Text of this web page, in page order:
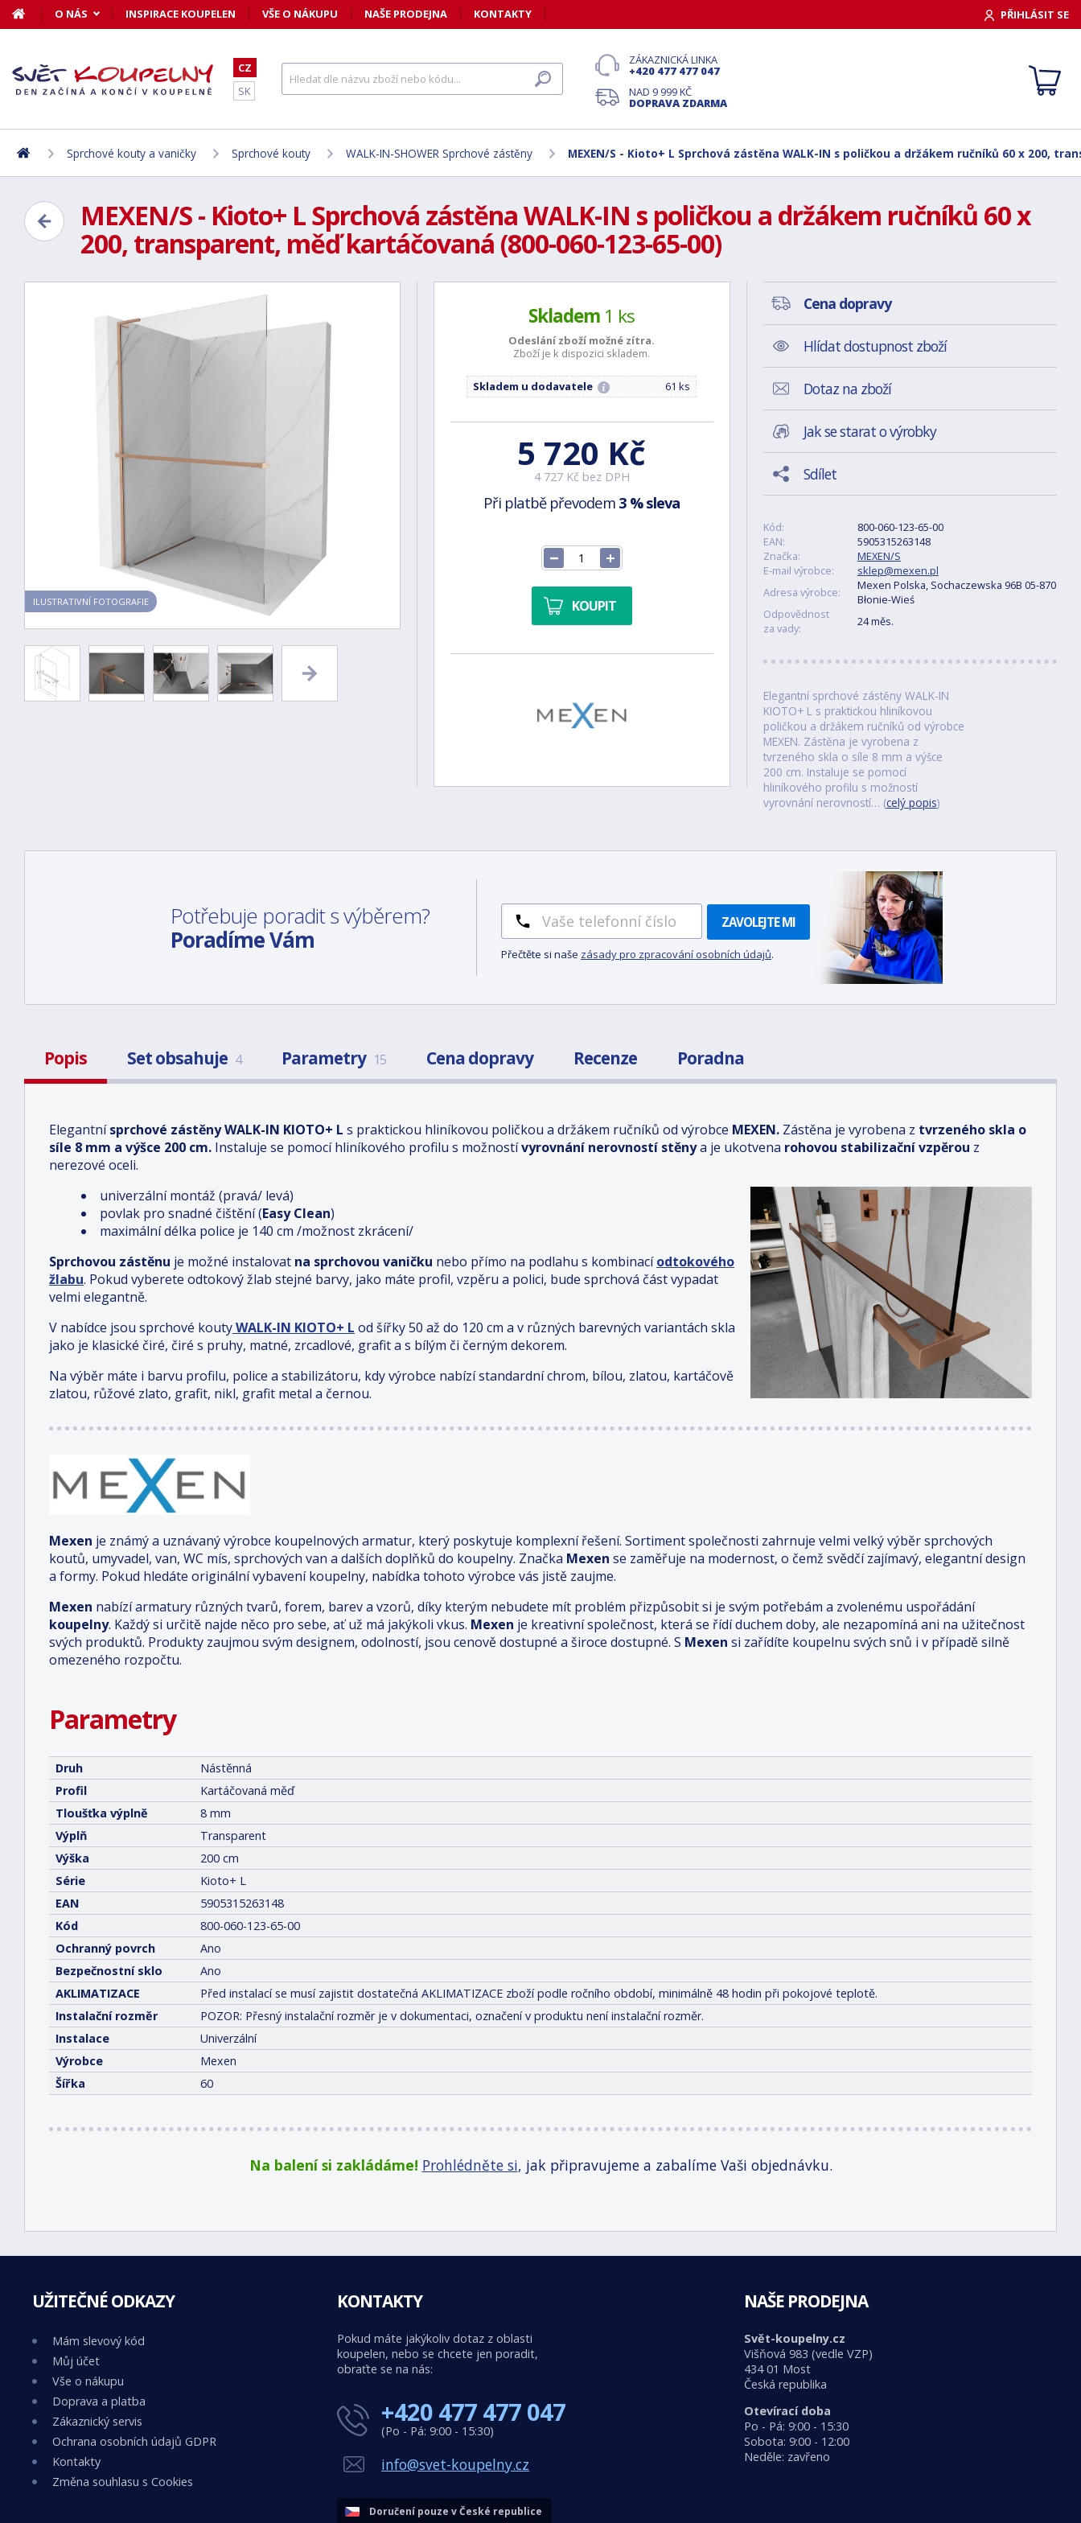
O NÁS INSPIRACE KOUPELEN VŠE O NÁKUPU NAŠE PRODEJNA KONTAKTY PŘIHLÁSIT SE
CZ
SK
ZÁKAZNICKÁ LINKA
+420 477 477 047
NAD 9 999 KČ
DOPRAVA ZDARMA
Sprchové kouty a vaničky Sprchové kouty WALK-IN-SHOWER Sprchové zástěny MEXEN/S - Kioto+ L Sprchová zástěna WALK-IN s poličkou a držákem ručníků 60 x 200,
MEXEN/S - Kioto+ L Sprchová zástěna WALK-IN s poličkou a držákem ručníků 60 x
200, transparent, měď kartáčovaná (800-060-123-65-00)
ILUSTRATIVNÍ FOTOGRAFIE
Skladem 1 ks
Odeslání zboží možné zítra.
Zboží je k dispozici skladem.
Skladem u dodavatele 61 ks
5 720 Kč
4 727 Kč bez DPH
Při platbě převodem 3 % sleva
KOUPIT
Cena dopravy
Hlídat dostupnost zboží
Dotaz na zboží
Jak se starat o výrobky
Sdílet
Kód:
800-060-123-65-00
EAN:
5905315263148
Značka:
MEXEN/S
E-mail výrobce:
sklep@mexen.pl
Adresa výrobce:
Mexen Polska, Sochaczewska 96B 05-870
Błonie-Wieś
Odpovědnost
za vady:
24 měs.
Elegantní sprchové zástěny WALK-IN
KIOTO+ L s praktickou hliníkovou
poličkou a držákem ručníků od výrobce
MEXEN. Zástěna je vyrobena z
tvrzeného skla o síle 8 mm a výšce
200 cm. Instaluje se pomocí
hliníkového profilu s možností
vyrovnání nerovností… (celý popis)
Potřebuje poradit s výběrem?
Poradíme Vám
ZAVOLEJTE MI
Přečtěte si naše zásady pro zpracování osobních údajů.
Popis Set obsahuje 4 Parametry 15 Cena dopravy Recenze Poradna
Elegantní sprchové zástěnyWALK-IN KIOTO+ L s praktickou hliníkovou poličkou a držákem ručníků od výrobce MEXEN. Zástěna je vyrobena z tvrzeného skla o
síle 8 mm a výšce 200 cm. Instaluje se pomocí hliníkového profilu s možnostívyrovnání nerovností stěnya je ukotvena rohovou stabilizační vzpěrou z
nerezové oceli.
univerzální montáž (pravá/ levá)
povlak pro snadné čištění (Easy Clean)
maximální délka police je 140 cm /možnost zkrácení/
Sprchovou zástěnu je možné instalovat na sprchovou vaničku nebo přímo na podlahu s kombinací odtokového
žlabu. Pokud vyberete odtokový žlab stejné barvy, jako máte profil, vzpěru a polici, bude sprchová část vypadat
velmi elegantně.
V nabídce jsou sprchové koutyWALK-IN KIOTO+ L od šířky 50 až do 120 cm a v různých barevných variantách skla
jako je klasické čiré, čiré s pruhy, matné, zrcadlové, grafit a s bílým či černým dekorem.
Na výběr máte i barvu profilu, police a stabilizátoru, kdy výrobce nabízí standardní chrom, bílou, zlatou, kartáčově
zlatou, růžové zlato, grafit, nikl, grafit metal a černou.
Mexen je známý a uznávaný výrobce koupelnových armatur, který poskytuje komplexní řešení. Sortiment společnosti zahrnuje velmi velký výběr sprchových
koutů, umyvadel, van, WC mís, sprchových van a dalších doplňků do koupelny. Značka Mexen se zaměřuje na modernost, o čemž svědčí zajímavý, elegantní design
a formy. Pokud hledáte originální vybavení koupelny, nabídka tohoto výrobce vás jistě zaujme.
Mexen nabízí armatury různých tvarů, forem, barev a vzorů, díky kterým nebudete mít problém přizpůsobit si je svým potřebám a zvolenému uspořádání
koupelny. Každý si určitě najde něco pro sebe, ať už má jakýkoli vkus. Mexen je kreativní společnost, která se řídí duchem doby, ale nezapomíná ani na užitečnost
svých produktů. Produkty zaujmou svým designem, odolností, jsou cenově dostupné a široce dostupné. S Mexen si zařídíte koupelnu svých snů i v případě silně
omezeného rozpočtu.
Parametry
Druh
Nástěnná
Profil
Kartáčovaná měď
Tloušťka výplně
8 mm
Výplň
Transparent
Výška
200 cm
Série
Kioto+ L
EAN
5905315263148
Kód
800-060-123-65-00
Ochranný povrch
Ano
Bezpečnostní sklo
Ano
AKLIMATIZACE
Před instalací se musí zajistit dostatečná AKLIMATIZACE zboží podle ročního období, minimálně 48 hodin při pokojové teplotě.
Instalační rozměr
POZOR: Přesný instalační rozměr je v dokumentaci, označení v produktu není instalační rozměr.
Instalace
Univerzální
Výrobce
Mexen
Šířka
60
Na balení si zakládáme! Prohlédněte si, jak připravujeme a zabalíme Vaši objednávku.
UŽITEČNÉ ODKAZY
Mám slevový kód
Můj účet
Vše o nákupu
Doprava a platba
Zákaznický servis
Ochrana osobních údajů GDPR
Kontakty
Změna souhlasu s Cookies
KONTAKTY
Pokud máte jakýkoliv dotaz z oblasti
koupelen, nebo se chcete jen poradit,
obraťte se na nás:
+420 477 477 047
(Po - Pá: 9:00 - 15:30)
info@svet-koupelny.cz
Doručení pouze v České republice
NAŠE PRODEJNA
Svět-koupelny.cz
Višňová 983 (vedle VZP)
434 01 Most
Česká republika
Otevírací doba
Po - Pá: 9:00 - 15:30
Sobota: 9:00 - 12:00
Neděle: zavřeno